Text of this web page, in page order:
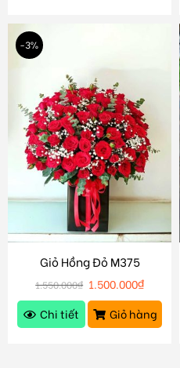
-3%
Giỏ Hồng Đỏ M375
1.550.000₫ 1.500.000₫
Chi tiết
Giỏ hàng